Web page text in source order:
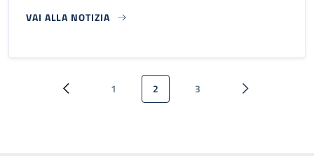
VAI ALLA NOTIZIA
Paginazione
Pagina precedente
Pagina
1 Pagina attuale
2 Pagina
3 Pagina